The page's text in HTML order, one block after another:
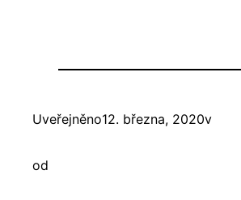
Uveřejněno12. března, 2020v
od